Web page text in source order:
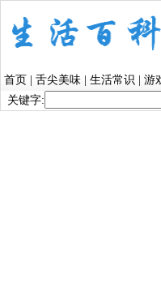
首页 舌尖美味 生活常识 游
关键字: